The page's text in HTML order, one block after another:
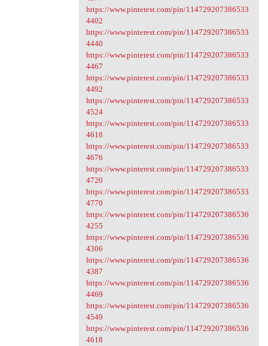
https://www.pinterest.com/pin/114729207386533
4402
https://www.pinterest.com/pin/114729207386533
4440
https://www.pinterest.com/pin/114729207386533
4467
https://www.pinterest.com/pin/114729207386533
4492
https://www.pinterest.com/pin/114729207386533
4524
https://www.pinterest.com/pin/114729207386533
4618
https://www.pinterest.com/pin/114729207386533
4676
https://www.pinterest.com/pin/114729207386533
4720
https://www.pinterest.com/pin/114729207386533
4770
https://www.pinterest.com/pin/114729207386536
4255
https://www.pinterest.com/pin/114729207386536
4306
https://www.pinterest.com/pin/114729207386536
4387
https://www.pinterest.com/pin/114729207386536
4469
https://www.pinterest.com/pin/114729207386536
4549
https://www.pinterest.com/pin/114729207386536
4618